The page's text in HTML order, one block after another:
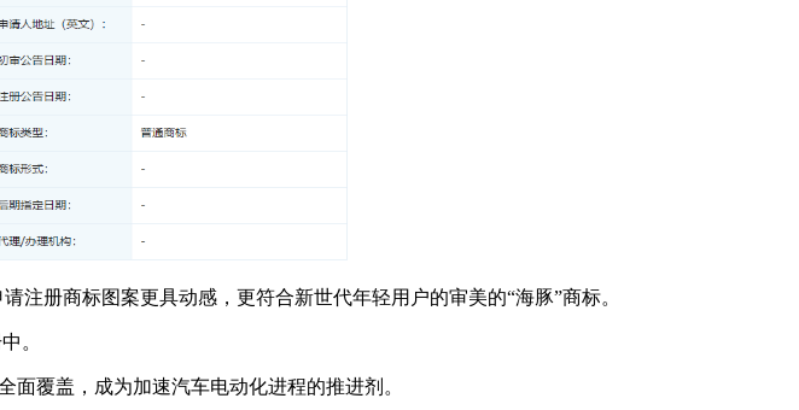
注册商标图案更具动感，更符合新世代年轻用户的审美的“海豚”商标。
。
覆盖，成为加速汽车电动化进程的推进剂。